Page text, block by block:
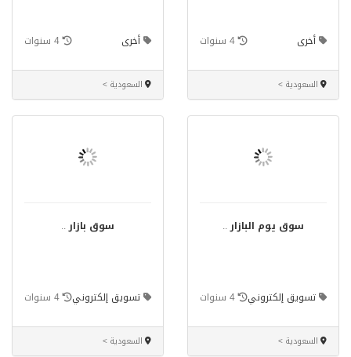
أخرى 4 سنوات
السعودية >
أخرى 4 سنوات
السعودية >
سوق يوم البازار..
تسويق إلكتروني 4 سنوات
السعودية >
سوق بازار..
تسويق إلكتروني 4 سنوات
السعودية >